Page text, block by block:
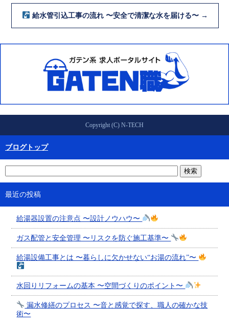
給水管引込工事の流れ 〜安全で清潔な水を届ける〜 →
Copyright (C) N-TECH
ブログトップ
最近の投稿
給湯器設置の注意点 〜設計ノウハウ〜
ガス配管と安全管理 〜リスクを防ぐ施工基準〜
給湯設備工事とは 〜暮らしに欠かせない“お湯の流れ”〜
水回りリフォームの基本 〜空間づくりのポイント〜
漏水修繕のプロセス 〜音と感覚で探す、職人の確かな技
術〜